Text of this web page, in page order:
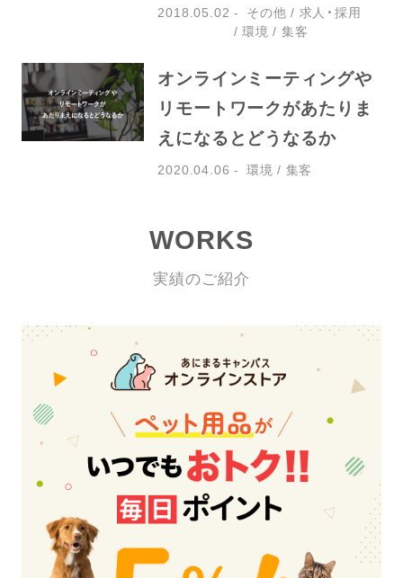
2018.05.02 その他
求人・採用
環境
集客
オンラインミーティングや
リモートワークがあたりま
えになるとどうなるか
2020.04.06 環境 集客
WORKS
実績のご紹介